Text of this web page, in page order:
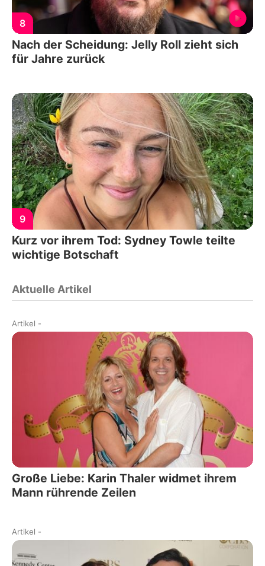
8
Nach der Scheidung: Jelly Roll zieht sich
für Jahre zurück
9
Kurz vor ihrem Tod: Sydney Towle teilte
wichtige Botschaft
Aktuelle Artikel
Artikel -
Große Liebe: Karin Thaler widmet ihrem
Mann rührende Zeilen
Artikel -